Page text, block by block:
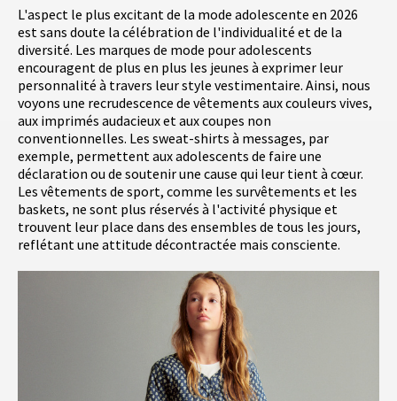
L'aspect le plus excitant de la mode adolescente en 2026
est sans doute la célébration de l'individualité et de la
diversité. Les marques de mode pour adolescents
encouragent de plus en plus les jeunes à exprimer leur
personnalité à travers leur style vestimentaire. Ainsi, nous
voyons une recrudescence de vêtements aux couleurs vives,
aux imprimés audacieux et aux coupes non
conventionnelles. Les sweat-shirts à messages, par
exemple, permettent aux adolescents de faire une
déclaration ou de soutenir une cause qui leur tient à cœur.
Les vêtements de sport, comme les survêtements et les
baskets, ne sont plus réservés à l'activité physique et
trouvent leur place dans des ensembles de tous les jours,
reflétant une attitude décontractée mais consciente.